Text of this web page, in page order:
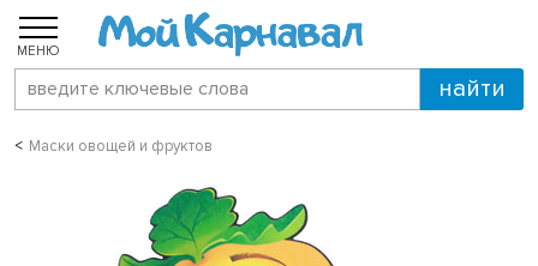
МЕНЮ
Маски овощей и фруктов